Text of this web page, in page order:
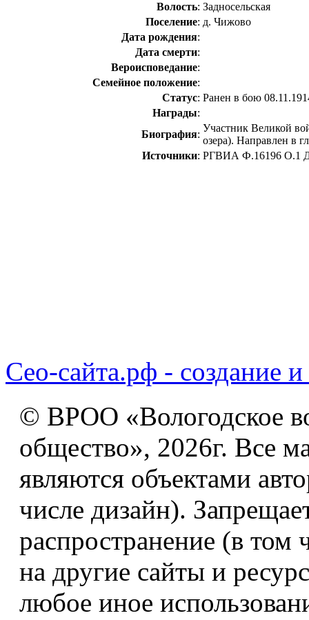
Волость: Задносельская
Поселение: д. Чижово
Дата рождения:
Дата смерти:
Вероисповедание:
Семейное положение:
Статус: Ранен в бою
Награды:
Биография:
Участник Великой
озера). Направлен в
Источники: РГВИА Ф.16196 О.1
Сео-сайта.рф - создание и
© ВРОО «Вологодское
общество», 2026г. Все
являются объектами
числе дизайн).
распространение (в том
на другие сайты и
любое иное